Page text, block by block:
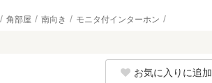
角部屋 南向き モニタ付インターホン
お気に入りに追加